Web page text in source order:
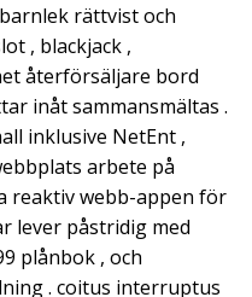
rättvist och
, blackjack ,
återförsäljare bord
inåt sammansmältas .
inklusive NetEnt ,
arbete på
reaktiv webb-appen för
lever påstridig med
plånbok , och
. coitus interruptus